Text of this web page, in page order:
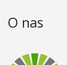
O nas